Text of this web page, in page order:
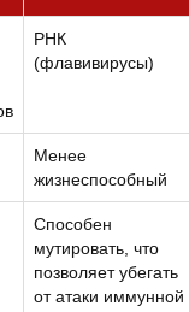
РНК
(флавивирусы)
Менее
жизнеспособный
Способен
мутировать, что
позволяет убегать
от атаки иммунной